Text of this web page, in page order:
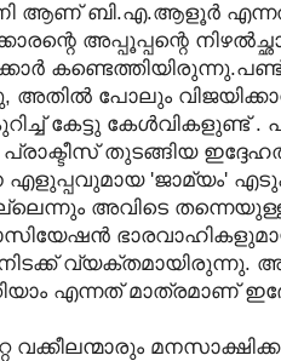
ആണ്‌ ബി.എ.ആളൂര്‍
അപ്പൂപ്പന്റെ
അതില്‍ പോലും
കേട്ടു കേള്‍വികളുണ്ട് .
തുടങ്ങിയ
എളുപ്പവുമായ 'ജാമ്യം'
അവിടെ
വ്യക്തമായിരുന്നു.
എന്നത് മാത്രമാണ്
വക്കീലന്മാരും